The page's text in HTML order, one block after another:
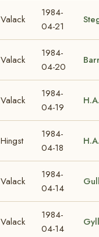
Valack
1984-
04-21
Valack
1984-
04-20
Valack
1984-
04-19
Hingst
1984-
04-18
Valack
1984-
04-14
Valack
1984-
04-14